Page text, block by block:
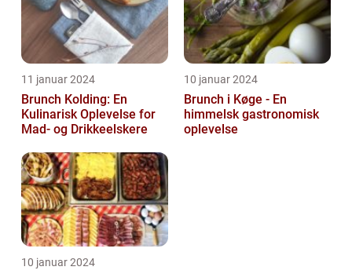
11 januar 2024
Brunch Kolding: En
Kulinarisk Oplevelse for
Mad- og Drikkeelskere
10 januar 2024
Brunch i Køge - En
himmelsk gastronomisk
oplevelse
10 januar 2024